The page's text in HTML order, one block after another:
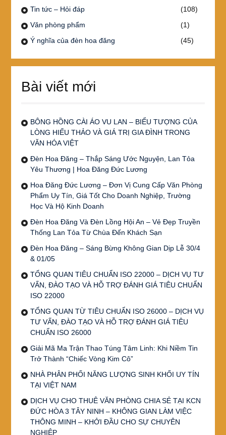
Tin tức – Hỏi đáp
(108)
Văn phòng phẩm
(1)
Ý nghĩa của đèn hoa đăng
(45)
Bài viết mới
BÔNG HỒNG CÀI ÁO VU LAN – BIỂU TƯỢNG CỦA
LÒNG HIẾU THẢO VÀ GIÁ TRỊ GIA ĐÌNH TRONG
VĂN HÓA VIỆT
Đèn Hoa Đăng – Thắp Sáng Ước Nguyện, Lan Tỏa
Yêu Thương | Hoa Đăng Đức Lương
Hoa Đăng Đức Lương – Đơn Vị Cung Cấp Văn Phòng
Phẩm Uy Tín, Giá Tốt Cho Doanh Nghiệp, Trường
Học Và Hộ Kinh Doanh
Đèn Hoa Đăng Và Đèn Lồng Hội An – Vẻ Đẹp Truyền
Thống Lan Tỏa Từ Chùa Đến Khách Sạn
Đèn Hoa Đăng – Sáng Bừng Không Gian Dịp Lễ 30/4
& 01/05
TỔNG QUAN TIÊU CHUẨN ISO 22000 – DỊCH VỤ TƯ
VẤN, ĐÀO TẠO VÀ HỖ TRỢ ĐÁNH GIÁ TIÊU CHUẨN
ISO 22000
TỔNG QUAN TỪ TIÊU CHUẨN ISO 26000 – DỊCH VỤ
TƯ VẤN, ĐÀO TẠO VÀ HỖ TRỢ ĐÁNH GIÁ TIÊU
CHUẨN ISO 26000
Giải Mã Ma Trận Thao Túng Tâm Linh: Khi Niềm Tin
Trở Thành “Chiếc Vòng Kim Cô”
NHÀ PHÂN PHỐI NĂNG LƯỢNG SINH KHỐI UY TÍN
TẠI VIỆT NAM
DỊCH VỤ CHO THUÊ VĂN PHÒNG CHIA SẺ TẠI KCN
ĐỨC HÒA 3 TÂY NINH – KHÔNG GIAN LÀM VIỆC
THÔNG MINH – KHỞI ĐẦU CHO SỰ CHUYÊN
NGHIỆP